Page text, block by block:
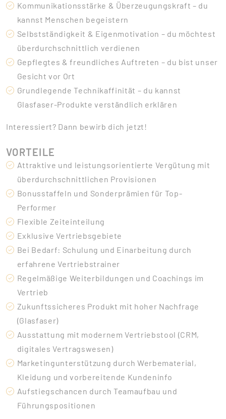
Kommunikationsstärke & Überzeugungskraft – du
kannst Menschen begeistern
Selbstständigkeit & Eigenmotivation – du möchtest
überdurchschnittlich verdienen
Gepflegtes & freundliches Auftreten – du bist unser
Gesicht vor Ort
Grundlegende Technikaffinität – du kannst
Glasfaser-Produkte verständlich erklären
Interessiert? Dann bewirb dich jetzt!
VORTEILE
Attraktive und leistungsorientierte Vergütung mit
überdurchschnittlichen Provisionen
Bonusstaffeln und Sonderprämien für Top-
Performer
Flexible Zeiteinteilung
Exklusive Vertriebsgebiete
Bei Bedarf: Schulung und Einarbeitung durch
erfahrene Vertriebstrainer
Regelmäßige Weiterbildungen und Coachings im
Vertrieb
Zukunftssicheres Produkt mit hoher Nachfrage
(Glasfaser)
Ausstattung mit modernem Vertriebstool (CRM,
digitales Vertragswesen)
Marketingunterstützung durch Werbematerial,
Kleidung und vorbereitende Kundeninfo
Aufstiegschancen durch Teamaufbau und
Führungspositionen